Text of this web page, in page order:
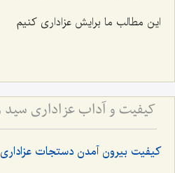
این مطالب ما برایش عزاداری کنیم
کیفیت بیرون آمدن دستجات عزاداری